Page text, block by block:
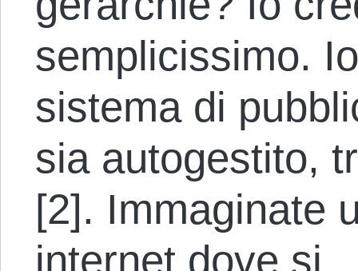
semplicissimo.
sistema di
sia autogestito,
[2]. Immaginate
internet dove si